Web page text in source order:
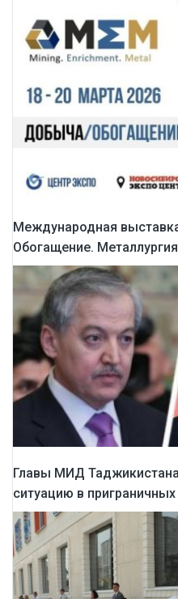
Международная
Обогащение.
Главы МИД
ситуацию в